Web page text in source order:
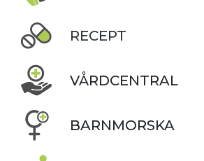
RECEPT
VÅRDCENTRAL
BARNMORSKA